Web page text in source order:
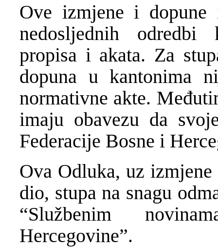
Ove izmjene i dopune
nedosljednih odredbi
propisa i akata. Za
dopuna u kantonima
normativne akte.
imaju obavezu da
Federacije Bosne i
Ova Odluka, uz
dio, stupa na snagu
“Službenim
Hercegovine”.